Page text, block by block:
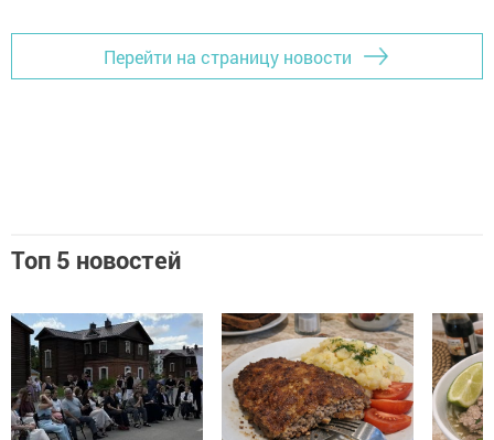
Перейти на страницу новости
Топ 5 новостей